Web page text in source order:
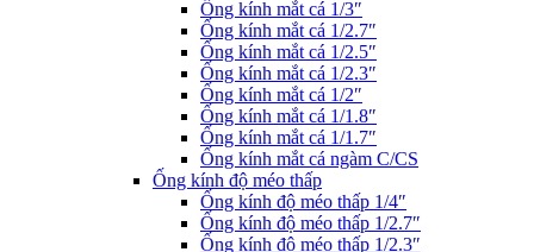
Ống kính mắt cá 1/3″
Ống kính mắt cá 1/2.7″
Ống kính mắt cá 1/2.5″
Ống kính mắt cá 1/2.3″
Ống kính mắt cá 1/2″
Ống kính mắt cá 1/1.8″
Ống kính mắt cá 1/1.7″
Ống kính mắt cá ngàm C/CS
Ống kính độ méo thấp
Ống kính độ méo thấp 1/4″
Ống kính độ méo thấp 1/2.7″
Ống kính độ méo thấp 1/2.3″